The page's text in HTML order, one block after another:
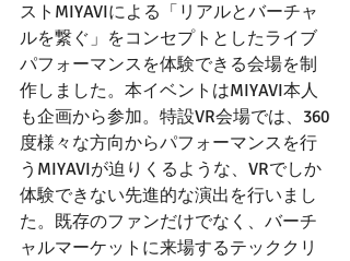
ストMIYAVIによる「リアルとバーチャ
ルを繋ぐ」をコンセプトとしたライブ
パフォーマンスを体験できる会場を制
作しました。本イベントはMIYAVI本人
も企画から参加。特設VR会場では、360
度様々な方向からパフォーマンスを行
うMIYAVIが迫りくるような、VRでしか
体験できない先進的な演出を行いまし
た。既存のファンだけでなく、バーチ
ャルマーケットに来場するテッククリ